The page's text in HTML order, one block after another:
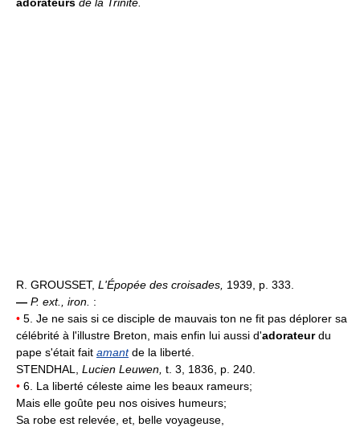
R. GROUSSET, L'Épopée des croisades, 1939, p. 333.
— P. ext., iron. :
• 5. Je ne sais si ce disciple de mauvais ton ne fit pas déplorer sa
célébrité à l'illustre Breton, mais enfin lui aussi d'adorateurdu
pape s'était fait amantde la liberté.
STENDHAL, Lucien Leuwen, t. 3, 1836, p. 240.
• 6. La liberté céleste aime les beaux rameurs;
Mais elle goûte peu nos oisives humeurs;
Sa robe est relevée, et, belle voyageuse,